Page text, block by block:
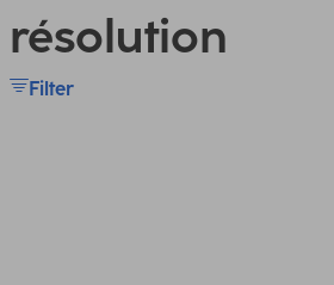
résolution
Filter